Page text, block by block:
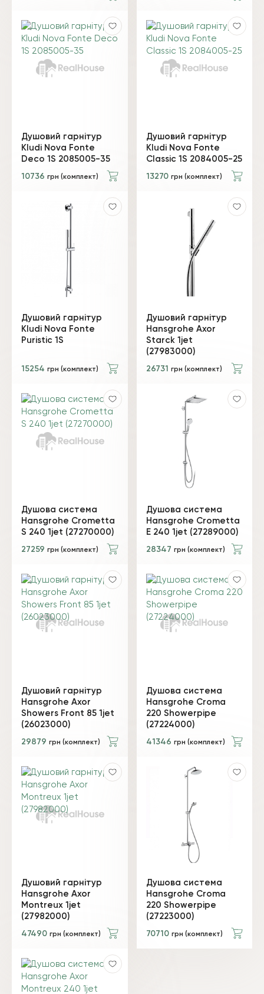
Душовий гарнітур
Kludi Nova Fonte
Deco 1S 2085005-35
10736 грн (комплект)
Душовий гарнітур
Kludi Nova Fonte
Classic 1S 2084005-25
13270 грн (комплект)
Душовий гарнітур
Kludi Nova Fonte
Puristic 1S
15254 грн (комплект)
Душовий гарнітур
Hansgrohe Axor
Starck 1jet
(27983000)
26731 грн (комплект)
Душова система
Hansgrohe Crometta
S 240 1jet (27270000)
27259 грн (комплект)
Душова система
Hansgrohe Crometta
E 240 1jet (27289000)
28347 грн (комплект)
Душовий гарнітур
Hansgrohe Axor
Showers Front 85 1jet
(26023000)
29879 грн (комплект)
Душова система
Hansgrohe Croma
220 Showerpipe
(27224000)
41346 грн (комплект)
Душовий гарнітур
Hansgrohe Axor
Montreux 1jet
(27982000)
47490 грн (комплект)
Душова система
Hansgrohe Croma
220 Showerpipe
(27223000)
70710 грн (комплект)